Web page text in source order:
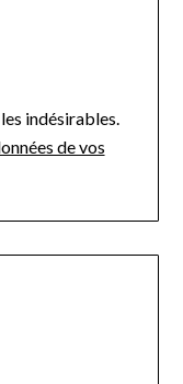
indésirables.
de vos